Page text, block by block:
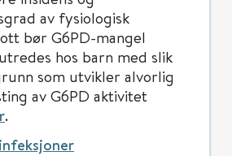
av fysiologisk
bør G6PD-mangel
hos barn med slik
som utvikler alvorlig
av G6PD aktivitet
.